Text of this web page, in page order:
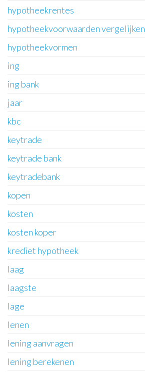
hypotheekrentes
hypotheekvoorwaarden vergelijken
hypotheekvormen
ing
ing bank
jaar
kbc
keytrade
keytrade bank
keytradebank
kopen
kosten
kosten koper
krediet hypotheek
laag
laagste
lage
lenen
lening aanvragen
lening berekenen